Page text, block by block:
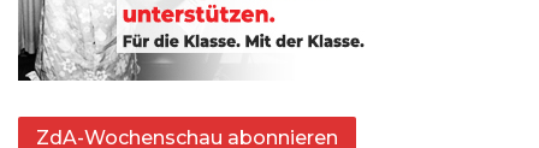
ZdA-Wochenschau abonnieren